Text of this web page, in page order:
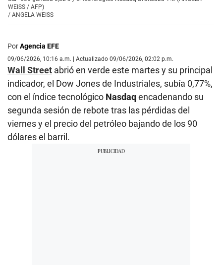
WEISS / AFP)
/ ANGELA WEISS
PorAgencia EFE
09/06/2026, 10:16 a.m. | Actualizado 09/06/2026, 02:02 p.m.
Wall Street abrió en verde este martes y su principal
indicador, el Dow Jones de Industriales, subía 0,77%,
con el índice tecnológico Nasdaqencadenando su
segunda sesión de rebote tras las pérdidas del
viernes y el precio del petróleo bajando de los 90
dólares el barril.